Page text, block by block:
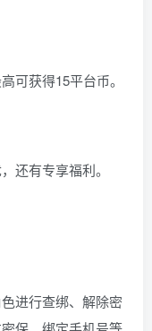
可获得15平台币。
还有专享福利。
进行查绑、解除密